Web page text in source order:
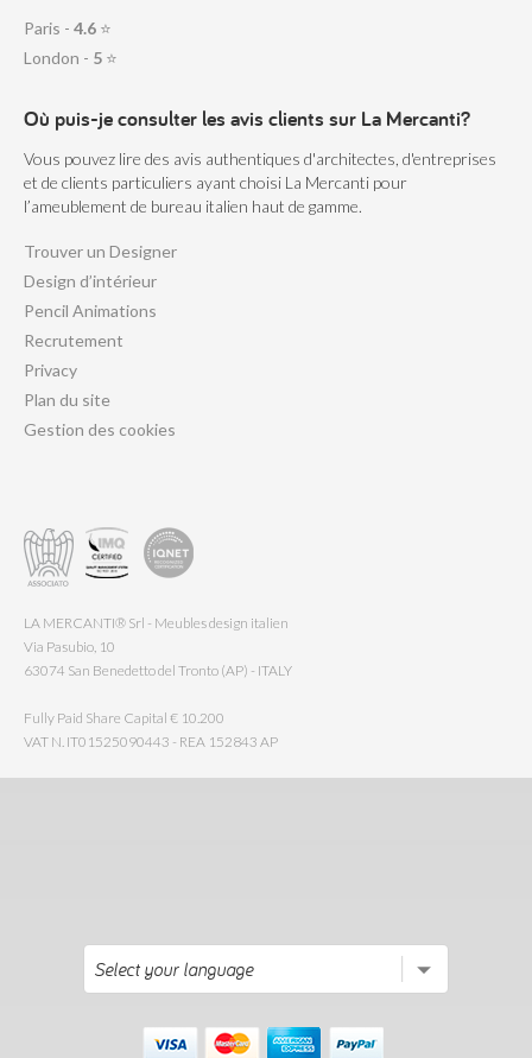
Paris - 4.6 ⭐
London - 5 ⭐
Où puis-je consulter les avis clients sur La Mercanti?
Vous pouvez lire des avis authentiques d'architectes, d'entreprises
et de clients particuliers ayant choisi La Mercanti pour
l’ameublement de bureau italien haut de gamme.
Trouver un Designer
Design d’intérieur
Pencil Animations
Recrutement
Privacy
Plan du site
Gestion des cookies
LA MERCANTI® Srl - Meubles design italien
Via Pasubio, 10
63074 San Benedetto del Tronto (AP) - ITALY
Fully Paid Share Capital € 10.200
VAT N. IT01525090443 - REA 152843 AP